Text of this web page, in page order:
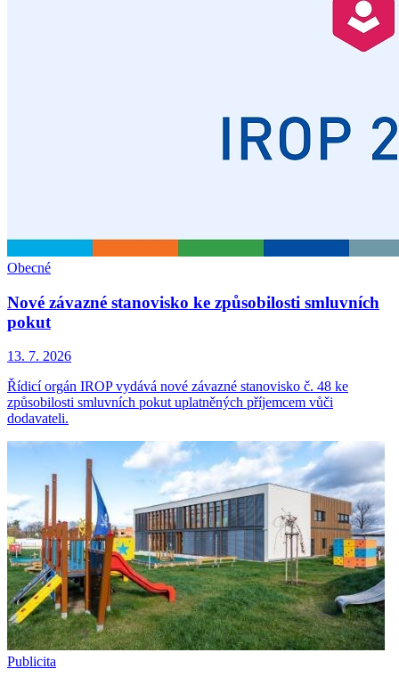
Obecné
Nové závazné stanovisko ke způsobilosti smluvních
pokut
13. 7. 2026
Řídicí orgán IROP vydává nové závazné stanovisko č. 48 ke
způsobilosti smluvních pokut uplatněných příjemcem vůči
dodavateli.
Publicita